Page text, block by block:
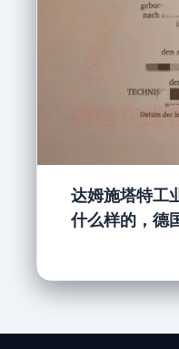
达姆施塔特工
什么样的，德